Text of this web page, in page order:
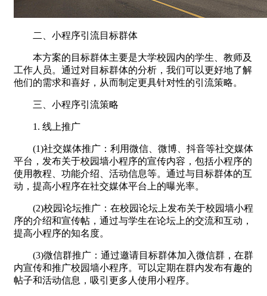
二、小程序引流目标群体
本方案的目标群体主要是大学校园内的学生、教师及
工作人员。通过对目标群体的分析，我们可以更好地了解
他们的需求和喜好，从而制定更具针对性的引流策略。
三、小程序引流策略
1. 线上推广
(1)社交媒体推广：利用微信、微博、抖音等社交媒体
平台，发布关于校园墙小程序的宣传内容，包括小程序的
使用教程、功能介绍、活动信息等。通过与目标群体的互
动，提高小程序在社交媒体平台上的曝光率。
(2)校园论坛推广：在校园论坛上发布关于校园墙小程
序的介绍和宣传帖，通过与学生在论坛上的交流和互动，
提高小程序的知名度。
(3)微信群推广：通过邀请目标群体加入微信群，在群
内宣传和推广校园墙小程序。可以定期在群内发布有趣的
帖子和活动信息，吸引更多人使用小程序。